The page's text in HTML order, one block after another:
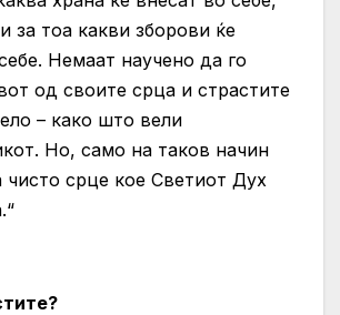
за тоа какви зборови ќе
Немаат научено да го
од своите срца и страстите
– како што вели
Но, само на таков начин
чисто срце кое Светиот Дух